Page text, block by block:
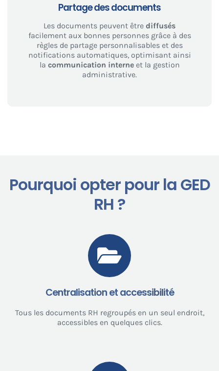
Partage des documents
Les documents peuvent être diffusés
facilement aux bonnes personnes grâce à des
règles de partage personnalisables et des
notifications automatiques, optimisant ainsi
la communication interneet la gestion
administrative.
Pourquoi opter pour la GED
RH ?
Centralisation et accessibilité
Tous les documents RH regroupés en un seul endroit,
accessibles en quelques clics.